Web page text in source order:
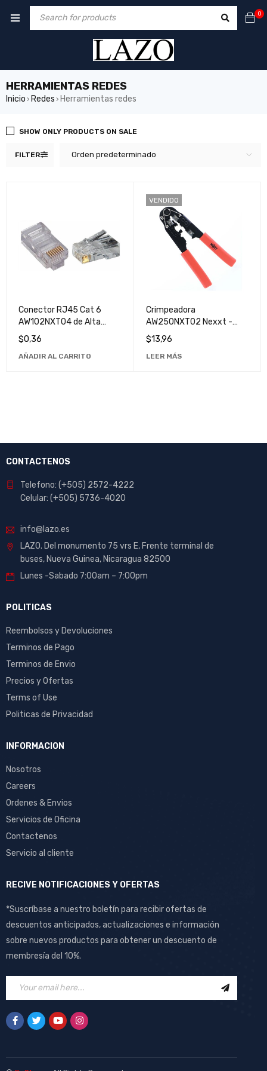
0
HERRAMIENTAS REDES
Inicio › Redes › Herramientas redes
FILTER Orden predeterminado
SHOW ONLY PRODUCTS ON SALE
Conector RJ45 Cat 6
AW102NXT04 de Alta
Velocidad para Redes
Ethernet
$0,36
AÑADIR AL CARRITO
VENDIDO
Crimpeadora
AW250NXT02 Nexxt -
Herramienta de Alta
Calidad para Redes
$13,96
LEER MÁS
CONTACTENOS
Telefono: (+505) 2572-4222
Celular: (+505) 5736-4020
info@lazo.es
LAZO. Del monumento 75 vrs E, Frente terminal de
buses, Nueva Guinea, Nicaragua 82500
Lunes -Sabado 7:00am – 7:00pm
POLITICAS
Reembolsos y Devoluciones
Terminos de Pago
Terminos de Envio
Precios y Ofertas
Terms of Use
Politicas de Privacidad
INFORMACION
Nosotros
Careers
Ordenes & Envios
Servicios de Oficina
Contactenos
Servicio al cliente
RECIVE NOTIFICACIONES Y OFERTAS
*Suscríbase a nuestro boletín para recibir ofertas de
descuentos anticipados, actualizaciones e información
sobre nuevos productos para obtener un descuento de
membresía del 10%.